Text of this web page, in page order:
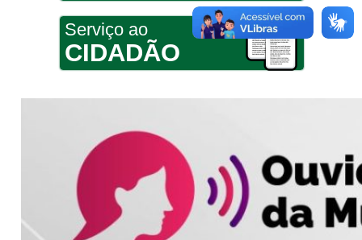
Serviço ao
CIDADÃO